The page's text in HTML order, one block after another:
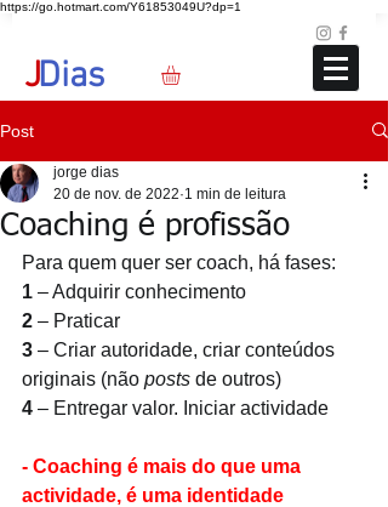
https://go.hotmart.com/Y61853049U?dp=1
JDias
Post
Coaching é profissão
jorge dias
20 de nov. de 2022 1 min de leitura
Para quem quer ser coach, há fases:
1 – Adquirir conhecimento
2 – Praticar
3 – Criar autoridade, criar conteúdos
originais (não posts de outros)
4 – Entregar valor. Iniciar actividade
- Coaching é mais do que uma
actividade, é uma identidade